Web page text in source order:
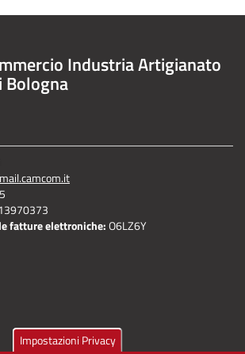
Industria Artigianato
fatture elettroniche:O6LZ6Y
Impostazioni Privacy